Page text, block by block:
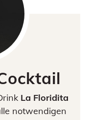
La Floridita
notwendigen